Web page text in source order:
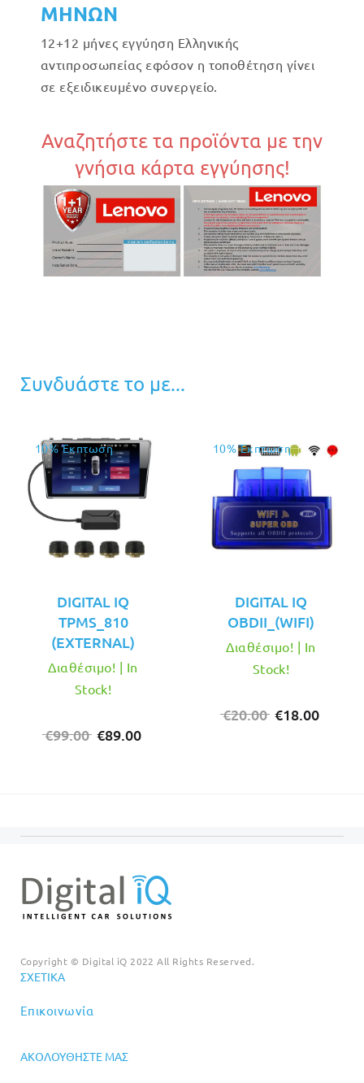
ΜΗΝΩΝ
12+12 μήνες εγγύηση Ελληνικής
αντιπροσωπείας εφόσον η τοποθέτηση γίνει
σε εξειδικευμένο συνεργείο.
Αναζητήστε τα προϊόντα με την
γνήσια κάρτα εγγύησης!
Συνδυάστε το με...
10% Έκπτωση
DIGITAL IQ
TPMS_810
(EXTERNAL)
€99.00 Original
€89.00
Διαθέσιμο! | In
Stock!
10% Έκπτωση
DIGITAL IQ
OBDII_(WIFI)
€20.00 Original
€18.00
Διαθέσιμο! | In
Stock!
Copyright © Digital iQ 2022 All Rights Reserved.
ΣΧΕΤΙΚΆ
Επικοινωνία
ΑΚΟΛΟΥΘΉΣΤΕ ΜΑΣ